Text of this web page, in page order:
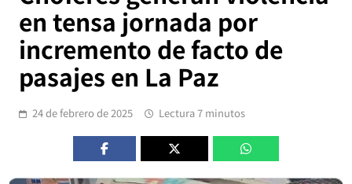
en tensa jornada por
incremento de facto de
pasajes en La Paz
24 de febrero de 2025 Lectura 7 minutos